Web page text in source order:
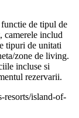
de tipul de
camerele includ
tipuri de unitati
zone de living.
incluse si
rezervarii.
resorts/island-of-